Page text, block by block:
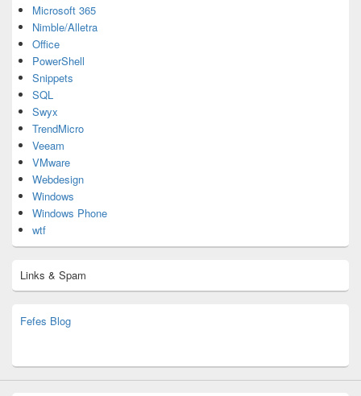
Microsoft 365
Nimble/Alletra
Office
PowerShell
Snippets
SQL
Swyx
TrendMicro
Veeam
VMware
Webdesign
Windows
Windows Phone
wtf
Links & Spam
Fefes Blog